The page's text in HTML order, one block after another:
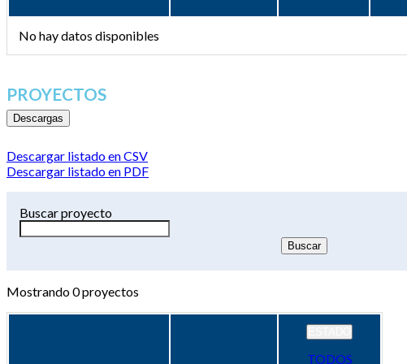
No hay datos disponibles
PROYECTOS
Descargas
Descargar listado en CSV
Descargar listado en PDF
Buscar proyecto
Mostrando0proyectos
TODOS